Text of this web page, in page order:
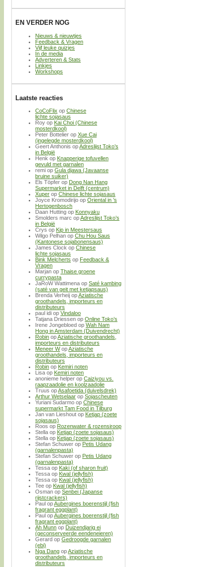
EN VERDER NOG
Nieuws & nieuwtjes
Feedback & Vragen
Vijf leuke quizjes
In de media
Adverteren & Stats
Linkjes
Workshops
Laatste reacties
CoCoFlix op Chinese
lichte sojasaus
Roy op Kai Choi (Chinese
mosterdkool)
Peter Bottelier op Xue Cai
(ingelegde mosterdkool)
Geert Anthonis opAdreslijst Toko’s
in België
Henk op Knapperige tofuvellen
gevuld met garnalen
remi op Gula djawa (Javaanse
bruine suiker)
Els Töpfer op Dong Nan Hang
Supermarket in Delft (centrum)
Xuper op Chinese lichte sojasaus
Joyce Kromodirijo op Oriental in ’s
Hertogenbosch
Daan Hutting op Konnyaku
Smolders marc opAdreslijst Toko’s
in België
Crys op Kip in Meestersaus
Wilgo Pelhan op Chu Hou Saus
(Kantonese sojabonensaus)
James Clock op Chinese
lichte sojasaus
Bink Melcherts op Feedback &
Vragen
Marjan op Thaise groene
currypasta
JaRoW Wattimena op Saté kambing
(saté van geit met ketjapsaus)
Brenda Verheij opAziatische
groothandels, importeurs en
distributeurs
paul idi op Vindaloo
Tatjana Driessen op Online Toko’s
Irene Jongebloed op Wah Nam
Hong in Amsterdam (Duivendrecht)
Robin opAziatische groothandels,
importeurs en distributeurs
Meneer WopAziatische
groothandels, importeurs en
distributeurs
Robin op Kemiri noten
Lisa op Kemiri noten
anonieme helper op Caiziyou vs.
raapzaadolie en koolzaadolie
Truus opAsafoetida (duivelsdrek)
Arthur Wetselaar op Sojascheuten
Yuriani Sudarmo op Chinese
supermarkt Tam Food in Tilburg
Jan van Lieshout op Ketjap (zoete
sojasaus)
Roos op Rozenwater & rozensiroop
Stella op Ketjap (zoete sojasaus)
Stella op Ketjap (zoete sojasaus)
Stefan Schuwer op Petis Udang
(garnalenpasta)
Stefan Schuwer op Petis Udang
(garnalenpasta)
Tessa op Kaki (of sharon fruit)
Tessa op Kwal (jellyfish)
Tessa op Kwal (jellyfish)
Tee op Kwal (jellyfish)
Osman op Senbei (Japanse
rijstcrackers)
Paul opAubergines boerenstijl (fish
fragrant eggplant)
Paul opAubergines boerenstijl (fish
fragrant eggplant)
Ah Munn op Duizendjarig ei
(geconserveerde eendeneieren)
Gerard op Gedroogde garnalen
(ebi)
Nga Dang opAziatische
groothandels, importeurs en
distributeurs